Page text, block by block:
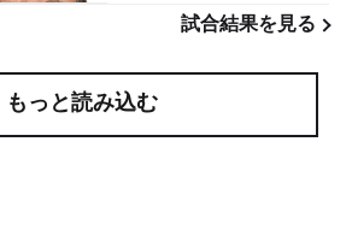
試合結果を見る
もっと読み込む